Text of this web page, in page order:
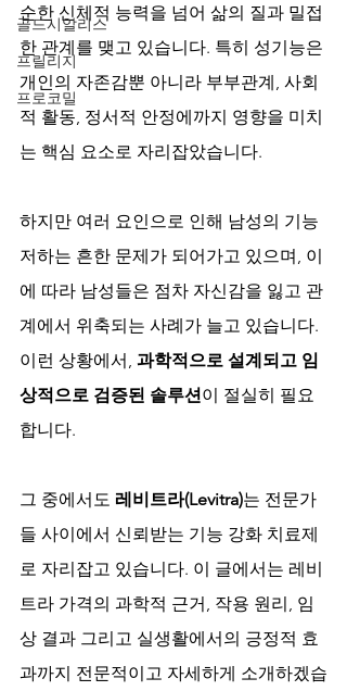
골드시알리스
프릴리지
프로코밀
순한 신체적 능력을 넘어 삶의 질과 밀접
한 관계를 맺고 있습니다. 특히 성기능은
개인의 자존감뿐 아니라 부부관계, 사회
적 활동, 정서적 안정에까지 영향을 미치
는 핵심 요소로 자리잡았습니다.
하지만 여러 요인으로 인해 남성의 기능
저하는 흔한 문제가 되어가고 있으며, 이
에 따라 남성들은 점차 자신감을 잃고 관
계에서 위축되는 사례가 늘고 있습니다.
이런 상황에서, 과학적으로 설계되고 임
상적으로 검증된 솔루션이 절실히 필요
합니다.
그 중에서도 레비트라(Levitra)는 전문가
들 사이에서 신뢰받는 기능 강화 치료제
로 자리잡고 있습니다. 이 글에서는 레비
트라 가격의 과학적 근거, 작용 원리, 임
상 결과 그리고 실생활에서의 긍정적 효
과까지 전문적이고 자세하게 소개하겠습